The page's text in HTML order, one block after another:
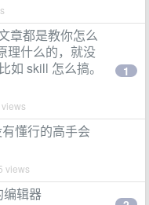
章都是教你怎么
理什么的，就没
如 skill 怎么搞。
1
懂行的高手会
views
编辑器